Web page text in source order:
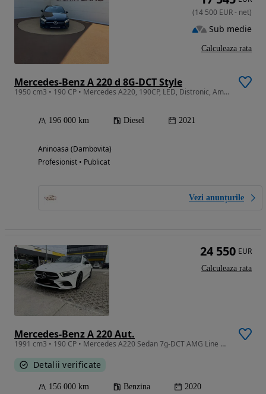
Mercedes-Benz A 220 d 8G-DCT Style
1950 cm3 • 190 CP • Mercedes A220, 190CP, LED, Distronic, Ambientale, Camera, Piele
196 000 km Diesel 2021
Aninoasa (Dambovita)
Profesionist • Publicat
Vezi anunțurile
(14 500 EUR- net)
Sub medie
Calculeaza rata
Mercedes-Benz A 220 Aut.
1991 cm3 • 190 CP • Mercedes A220 Sedan 7g-DCT AMG Line Premium PLus
Detalii verificate
156 000 km Benzina 2020
24 550 EUR
Calculeaza rata